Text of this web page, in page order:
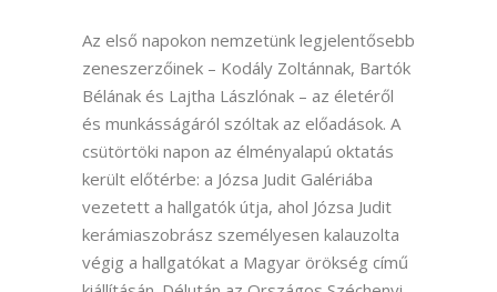
Az első napokon nemzetünk legjelentősebb
zeneszerzőinek – Kodály Zoltánnak, Bartók
Bélának és Lajtha Lászlónak – az életéről
és munkásságáról szóltak az előadások. A
csütörtöki napon az élményalapú oktatás
került előtérbe: a Józsa Judit Galériába
vezetett a hallgatók útja, ahol Józsa Judit
kerámiaszobrász személyesen kalauzolta
végig a hallgatókat a Magyar örökség című